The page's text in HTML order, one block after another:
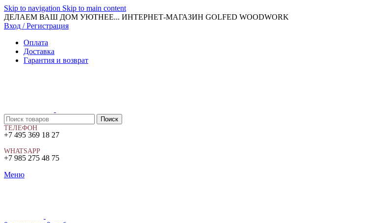
Skip to navigation Skip to main content
ДЕЛАЕМ ВАШ ДОМ УЮТНЕЕ... ИНТЕРНЕТ-МАГАЗИН GOLFED WOODWORK
Вход / Регистрация
Оплата
Доставка
Гарантия и возврат
Поиск
ТЕЛЕФОН
+7 495 369 18 27
WHATSAPP
+7 985 275 48 75
Меню